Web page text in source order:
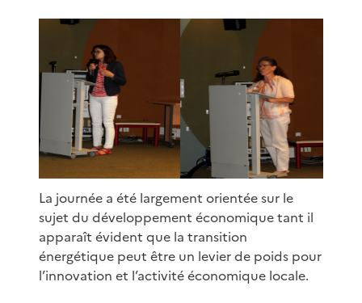
La journée a été largement orientée sur le
sujet du développement économique tant il
apparaît évident que la transition
énergétique peut être un levier de poids pour
l’innovation et l’activité économique locale.